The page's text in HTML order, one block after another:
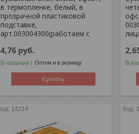
в термопленке, белый, в
прозрачной пластиковой
подставке,
арт.003004300(работаем с
4,76 руб.
В наличии Оптом и в розницу
Купить
В
14214